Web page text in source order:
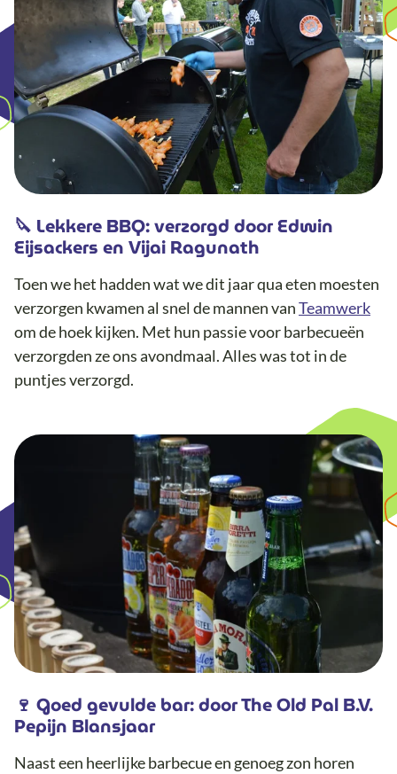
🔪 Lekkere BBQ: verzorgd door Edwin
Eijsackers en Vijai Ragunath
Toen we het hadden wat we dit jaar qua eten moesten
verzorgen kwamen al snel de mannen vanTeamwerk
om de hoek kijken. Met hun passie voor barbecueën
verzorgden ze ons avondmaal. Alles was tot in de
puntjes verzorgd.
🍷 Goed gevulde bar: door The Old Pal B.V.
Pepijn Blansjaar
Naast een heerlijke barbecue en genoeg zon horen